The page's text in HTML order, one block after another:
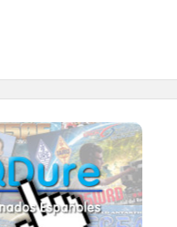
qsl.ure.es
en tan solo tres